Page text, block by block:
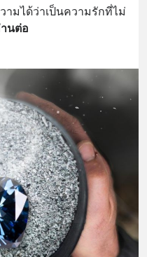
มได้ว่าเป็นความรักที่ไม่
นต่อ